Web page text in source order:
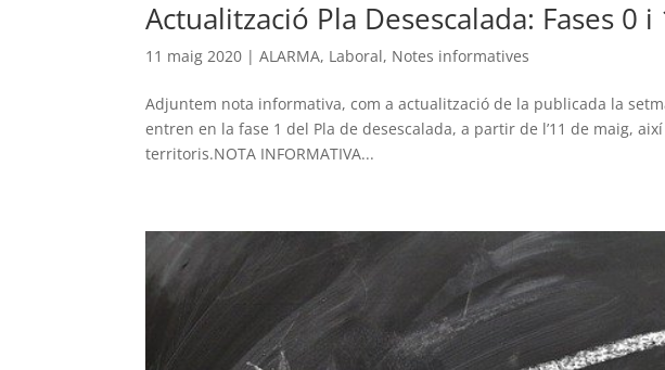
Actualització Pla Desescalada: Fases 0 i
11 maig 2020 |ALARMA, Laboral, Notes informatives
Adjuntem nota informativa, com a actualització de la publicada la
entren en la fase 1 del Pla de desescalada, a partir de l’11 de maig,
territoris.NOTA INFORMATIVA...